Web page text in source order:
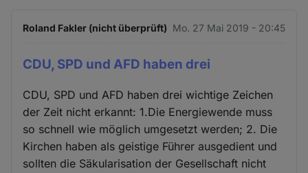
Roland Fakler (nicht überprüft) Mo. 27 Mai 2019 - 20:45
CDU, SPD und AFD haben drei
CDU, SPD und AFD haben drei wichtige Zeichen
der Zeit nicht erkannt: 1.Die Energiewende muss
so schnell wie möglich umgesetzt werden; 2. Die
Kirchen haben als geistige Führer ausgedient und
sollten die Säkularisation der Gesellschaft nicht